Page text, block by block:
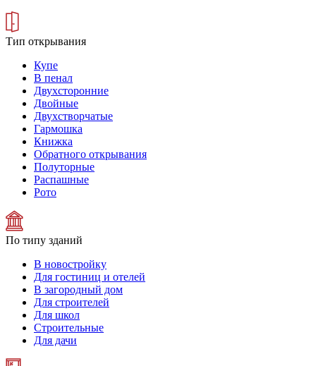
Тип открывания
Купе
В пенал
Двухсторонние
Двойные
Двухстворчатые
Гармошка
Книжка
Обратного открывания
Полуторные
Распашные
Рото
По типу зданий
В новостройку
Для гостиниц и отелей
В загородный дом
Для строителей
Для школ
Строительные
Для дачи